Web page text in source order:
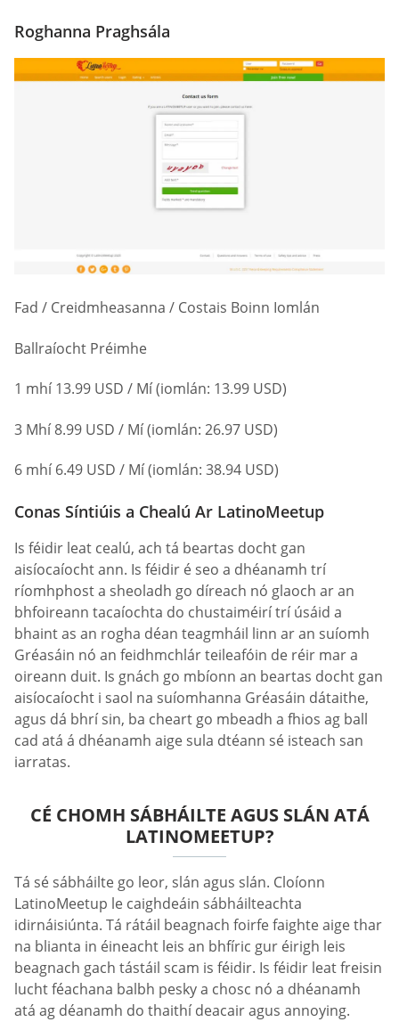
Roghanna Praghsála
Fad / Creidmheasanna / Costais Boinn Iomlán
Ballraíocht Préimhe
1 mhí 13.99 USD / Mí (iomlán: 13.99 USD)
3 Mhí 8.99 USD / Mí (iomlán: 26.97 USD)
6 mhí 6.49 USD / Mí (iomlán: 38.94 USD)
Conas Síntiúis a Chealú Ar LatinoMeetup
Is féidir leat cealú, ach tá beartas docht gan
aisíocaíocht ann. Is féidir é seo a dhéanamh trí
ríomhphost a sheoladh go díreach nó glaoch ar an
bhfoireann tacaíochta do chustaiméirí trí úsáid a
bhaint as an rogha déan teagmháil linn ar an suíomh
Gréasáin nó an feidhmchlár teileafóin de réir mar a
oireann duit. Is gnách go mbíonn an beartas docht gan
aisíocaíocht i saol na suíomhanna Gréasáin dátaithe,
agus dá bhrí sin, ba cheart go mbeadh a fhios ag ball
cad atá á dhéanamh aige sula dtéann sé isteach san
iarratas.
CÉ CHOMH SÁBHÁILTE AGUS SLÁN ATÁ
LATINOMEETUP?
Tá sé sábháilte go leor, slán agus slán. Cloíonn
LatinoMeetup le caighdeáin sábháilteachta
idirnáisiúnta. Tá rátáil beagnach foirfe faighte aige thar
na blianta in éineacht leis an bhfíric gur éirigh leis
beagnach gach tástáil scam is féidir. Is féidir leat freisin
lucht féachana balbh pesky a chosc nó a dhéanamh
atá ag déanamh do thaithí deacair agus annoying.